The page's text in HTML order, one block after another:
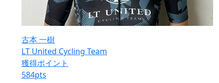
古本 一樹
LT United Cycling Team
獲得ポイント
584pts